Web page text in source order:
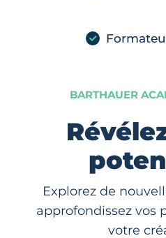
BARTHAUER
Explorez de
approfondissez vos
votre